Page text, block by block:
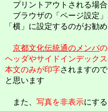
プリントアウトされる場合
ブラウザの「ページ設定
「横」に設定するのがお勧
京都文化伝統通のメンバ
ヘッダやサイドインデックス
本文のみが印字されますの
と思います
また、 写真を非表示にす